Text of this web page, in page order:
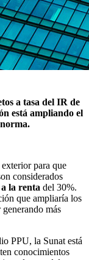
a tasa del IR de
está ampliando el
para que
considerados
la renta del 30%.
que ampliaría los
más
PPU, la Sunat está
conocimientos